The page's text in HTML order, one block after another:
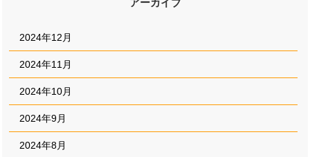
2024年12月
2024年11月
2024年10月
2024年9月
2024年8月